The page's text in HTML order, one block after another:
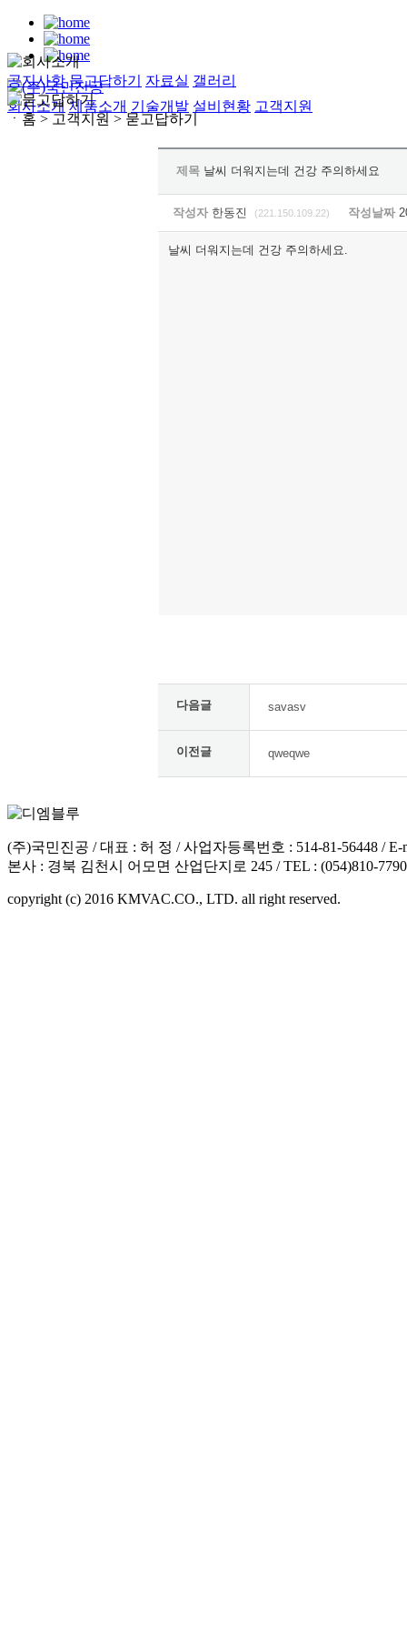
회사소개 제품소개 기술개발 설비현황 고객지원
공지사항 묻고답하기 자료실 갤러리
ㆍ홈 > 고객지원 >묻고답하기
제목 날씨 더워지는데 건강 주의하세요
작성자 한동진 (221.150.109.22) 작성날짜
날씨 더워지는데 건강 주의하세요.
다음글 savasv
이전글 qweqwe
(주)국민진공 / 대표 : 허 정 / 사업자등록번호 : 514-81-56448 / E-
본사 : 경북 김천시 어모면 산업단지로 245 / TEL : (054)810-
copyright (c) 2016 KMVAC.CO., LTD. all right reserved.